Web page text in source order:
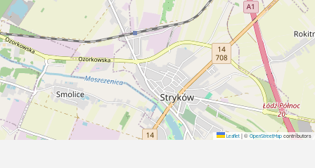
Leaflet|©OpenStreetMapcontributors